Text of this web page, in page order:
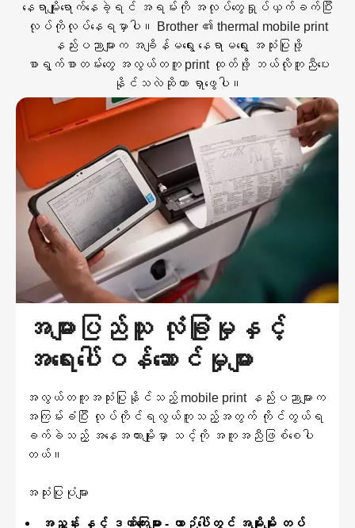
နေရာမျိုးရောက်နေခဲ့ရင် အရမ်းကို အလုပ်တွေရှုပ်ယှက်ခက်ပြီး
လုပ်ကိုလုပ်နေရမှာပါ။ Brother ၏ thermal mobile print
နည်းပညာများက အချိန်မရွေး နေရာမရွေး အသုံးပြုဖို့
စာရွက်စာတမ်းတွေ အလွယ်တကူ print ထုတ်ဖို့ ဘယ်လိုကူညီပေး
နိုင်သလဲဆိုတာ ရှာဖွေပါ။
အများပြည်သူ လုံခြုံမှုနှင့်
အရေးပေါ်ဝန်ဆောင်မှုများ
အလွယ်တကူအသုံးပြုနိုင်သည့် mobile print နည်းပညာများက
အကြမ်းခံပြီး လုပ်ကိုင်ရလွယ်ကူသည့်အတွက် ကိုင်တွယ်ရ
ခက်ခဲသည့် အနေအထားမျိုးမှာ သင့်ကို အကူအညီဖြစ်စေပါ
တယ်။
အသုံးပြုပုံများ
အညွှန်း နှင့် ဒဏ်ကြေးများ - ယာဉ်ပေါ်တွင် အမျိုးမျိုး တပ်